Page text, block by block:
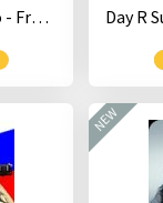
Armed Commando - Free Third Person Shooting Game
NEW